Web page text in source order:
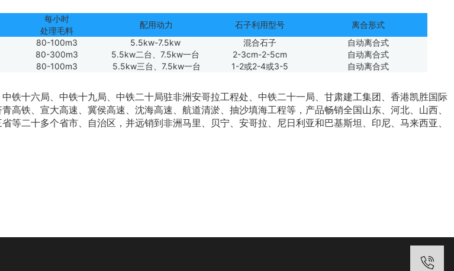
每小时
处理毛料
配用动力 石子利用型号
离合形式
80-100m3 5.5kw-7.5kw 混合石子
自动离合式
80-300m3 5.5kw二台、7.5kw一台 2-3cm-2-5cm
自动离合式
80-100m3 5.5kw三台、7.5kw一台 1-2或2-4或3-5 自动离合式
十六局、中铁十九局、中铁二十局驻非洲安哥拉工程处、中铁二十一局、甘肃建工集团、香港凯胜国际
铁、宣大高速、冀侯高速、沈海高速、航道清淤、抽沙填海工程等，产品畅销全国山东、河北、山西、
二十多个省市、自治区，并远销到非洲马里、贝宁、安哥拉、尼日利亚和巴基斯坦、印尼、马来西亚、